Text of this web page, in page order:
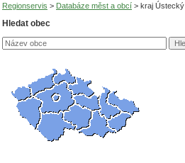
Regionservis > Databáze měst a obcí > kraj Ústecký
Hledat obec